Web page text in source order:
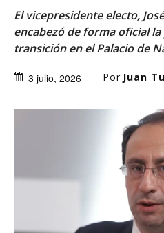
El vicepresidente electo,
encabezó de forma oficial
transición en el Palacio de
3 julio, 2026 Por Juan